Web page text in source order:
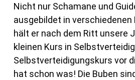
Nicht nur Schamane und
ausgebildet in
hält er nach dem Ritt unsere
kleinen Kurs in
Selbstverteidigungskurs vor
hat schon was! Die Buben